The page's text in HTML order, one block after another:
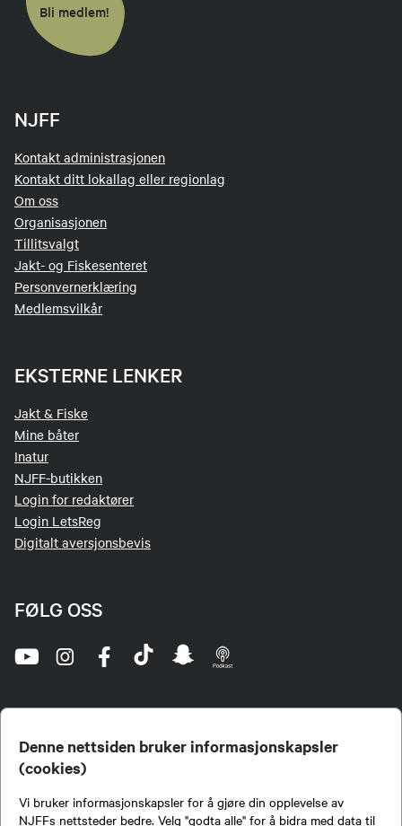
Denne nettsiden bruker informasjonskapsler
(cookies)
Vi bruker informasjonskapsler for å gjøre din opplevelse av
NJFFs nettsteder bedre. Velg "godta alle" for å bidra med data til
Bli medlem!
NJFF
Kontakt administrasjonen
Kontakt ditt lokallag eller regionlag
Om oss
Organisasjonen
Tillitsvalgt
Jakt- og Fiskesenteret
Personvernerklæring
Medlemsvilkår
EKSTERNE LENKER
Jakt & Fiske
Mine båter
Inatur
NJFF-butikken
Login for redaktører
Login LetsReg
Digitalt aversjonsbevis
FØLG OSS
jegere og sportsfiskere og et av de viktigste miljøene for formidling av kunnskap om jakt og
fiske i Norge. Vi er en partipolitisk nøytral organisasjon, men har et sterkt jakt-, fiske-, og